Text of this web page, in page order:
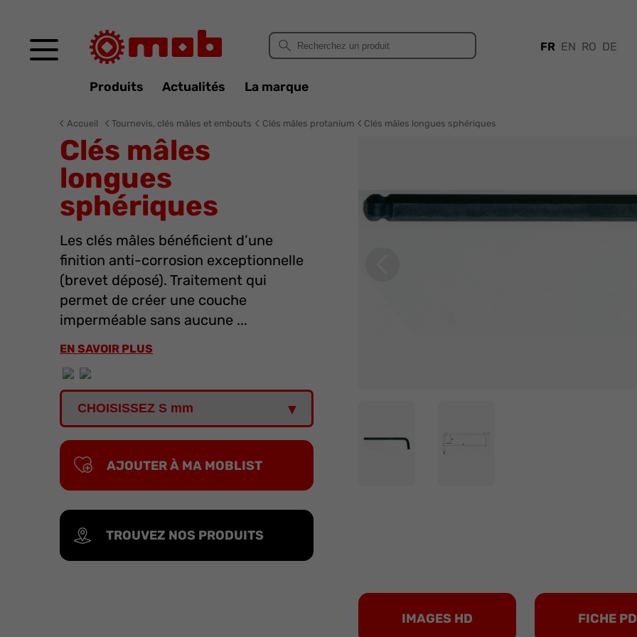
FR EN RO DE
Produits Actualités La marque
Accueil Tournevis, clés mâles et embouts Clés mâles protanium Clés mâles longues sphériques
Clés mâles
longues
sphériques
Les clés mâles bénéficient d’une
finition anti-corrosion exceptionnelle
(brevet déposé). Traitement qui
permet de créer une couche
imperméable sans aucune ...
EN SAVOIR PLUS
AJOUTER À MA MOBLIST
TROUVEZ NOS PRODUITS
IMAGES HD FICHE